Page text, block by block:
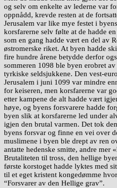
og selv om enkelte av lederne var
oppnådd, krevde resten at de
Jerusalem var like mye festet i
korsfarerne selv følte at de hadde
som en gang hadde vært en del av
østromerske riket. At byen hadde
fire hundre årene betydde derfor
sommeren 1098 ble byen erobret
tyrkiske seldsjukkene. Den vest-
Jerusalem i juni 1099 var mindre
for keiseren, men korsfarerne var
etter kampene de alt hadde vært
høye, og byens forsvarere hadde
byen slik at korsfarerne led under
igjen den brutal varmen. Det tok
byens forsvar og finne en vei over
muslimene i byen ble drept av ren
antatte hedenske smitte, andre mer
Brutaliteten til tross, den hellige
første korstoget hadde lyktes med
til et eget kristent kongedømme
“Forsvarer av den Hellige grav”.